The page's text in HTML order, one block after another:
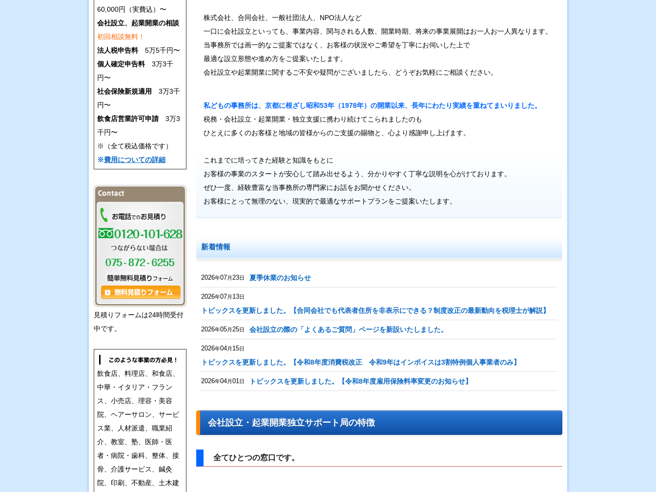
60,000円（実費込）〜
会社設立、起業開業の相談
初回相談無料！
法人税申告料5万5千円〜
個人確定申告料3万3千
円〜
社会保険新規適用 3万3千
円〜
飲食店営業許可申請3万3
千円〜
※（全て税込価格です）
※費用についての詳細
見積りフォームは24時間受付
中です。
飲食店、料理店、和食店、
中華・イタリア・フラン
ス、小売店、理容・美容
院、ヘアーサロン、サービ
ス業、人材派遣、職業紹
介、教室、塾、医師・医
者・病院・歯科、整体、接
骨、介護サービス、鍼灸
院、印刷、不動産、土木建
株式会社、合同会社、一般社団法人、NPO法人など
一口に会社設立といっても、事業内容、関与される人数、開業時期、将来の事業展開はお一人お一人異なります。
当事務所では画一的なご提案ではなく、お客様の状況やご希望を丁寧にお伺いした上で
最適な設立形態や進め方をご提案いたします。
会社設立や起業開業に関するご不安や疑問がございましたら、どうぞお気軽にご相談ください。
私どもの事務所は、京都に根ざし昭和53年（1978年）の開業以来、長年にわたり実績を重ねてまいりました。
税務・会社設立・起業開業・独立支援に携わり続けてこられましたのも
ひとえに多くのお客様と地域の皆様からのご支援の賜物と、心より感謝申し上げます。
これまでに培ってきた経験と知識をもとに
お客様の事業のスタートが安心して踏み出せるよう、分かりやすく丁寧な説明を心がけております。
ぜひ一度、経験豊富な当事務所の専門家にお話をお聞かせください。
お客様にとって無理のない、現実的で最適なサポートプランをご提案いたします。
新着情報
2026年07月 23日 夏季休業のお知らせ
2026年07月 13日
トピックスを更新しました。【合同会社でも代表者住所を非表示にできる？制度改正の最新動向を税理士が解説】
2026年05月 25日 会社設立の際の「よくあるご質問」ページを新設いたしました。
2026年04月 15日
トピックスを更新しました。【令和8年度消費税改正 令和9年はインボイスは3割特例個人事業者のみ】
2026年04月 01日 トピックスを更新しました。【令和8年度雇用保険料率変更のお知らせ】
会社設立・起業開業独立サポート局の特徴
全てひとつの窓口です。